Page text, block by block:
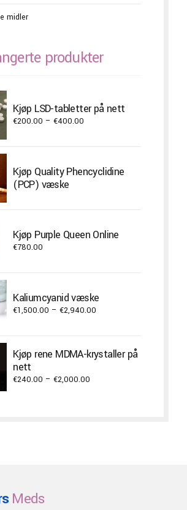
midler
produkter
Kjøp LSD-tabletter på nett
€200.00 – €400.00
€400.00
Kjøp Quality Phencyclidine
(PCP) væske
Kjøp Purple Queen Online
€780.00
Kaliumcyanid væske
€1,500.00 – €2,940.00
through
€2,940.00
Kjøp rene MDMA-krystaller på
nett
€240.00 – €2,000.00
Meds